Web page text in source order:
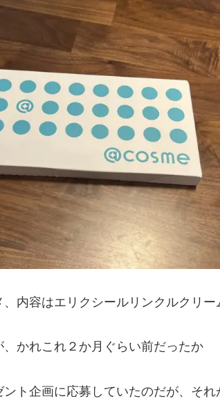
内容はエリクシールリンクルクリー
かれこれ２か月ぐらい前だったか
ト企画に応募していたのだが、それ